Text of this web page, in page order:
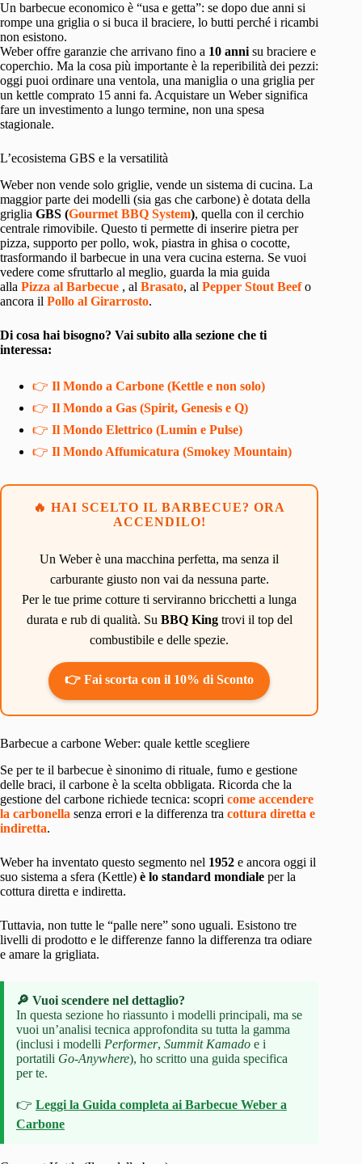
Un barbecue economico è “usa e getta”: se dopo due anni si
rompe una griglia o si buca il braciere, lo butti perché i ricambi
non esistono.
Weber offre garanzie che arrivano fino a 10 anni su braciere e
coperchio. Ma la cosa più importante è la reperibilità dei pezzi:
oggi puoi ordinare una ventola, una maniglia o una griglia per
un kettle comprato 15 anni fa. Acquistare un Weber significa
fare un investimento a lungo termine, non una spesa
stagionale.
L’ecosistema GBS e la versatilità
Weber non vende solo griglie, vende un sistema di cucina. La
maggior parte dei modelli (sia gas che carbone) è dotata della
griglia GBS (Gourmet BBQ System), quella con il cerchio
centrale rimovibile. Questo ti permette di inserire pietra per
pizza, supporto per pollo, wok, piastra in ghisa o cocotte,
trasformando il barbecue in una vera cucina esterna. Se vuoi
vedere come sfruttarlo al meglio, guarda la mia guida
alla Pizza al Barbecue , al Brasato, al Pepper Stout Beefo
ancora il Pollo al Girarrosto.
Di cosa hai bisogno? Vai subito alla sezione che ti
interessa:
👉 Il Mondo a Carbone (Kettle e non solo)
👉 Il Mondo a Gas (Spirit, Genesis e Q)
👉 Il Mondo Elettrico (Lumin e Pulse)
👉 Il Mondo Affumicatura (Smokey Mountain)
🔥 HAI SCELTO IL BARBECUE? ORA
ACCENDILO!
Un Weber è una macchina perfetta, ma senza il
carburante giusto non vai da nessuna parte.
Per le tue prime cotture ti serviranno bricchetti a lunga
durata e rub di qualità. Su BBQ Kingtrovi il top del
combustibile e delle spezie.
👉 Fai scorta con il 10% di Sconto
Barbecue a carbone Weber: quale kettle scegliere
Se per te il barbecue è sinonimo di rituale, fumo e gestione
delle braci, il carbone è la scelta obbligata. Ricorda che la
gestione del carbone richiede tecnica: scopri come accendere
la carbonella senza errori e la differenza tra cottura diretta e
indiretta.
Weber ha inventato questo segmento nel 1952 e ancora oggi il
suo sistema a sfera (Kettle) è lo standard mondiale per la
cottura diretta e indiretta.
Tuttavia, non tutte le “palle nere” sono uguali. Esistono tre
livelli di prodotto e le differenze fanno la differenza tra odiare
e amare la grigliata.
🔎 Vuoi scendere nel dettaglio?
In questa sezione ho riassunto i modelli principali, ma se
vuoi un’analisi tecnica approfondita su tutta la gamma
(inclusi i modelli Performer, Summit Kamado e i
portatili Go-Anywhere), ho scritto una guida specifica
per te.
👉 Leggi la Guida completa ai Barbecue Weber a
Carbone